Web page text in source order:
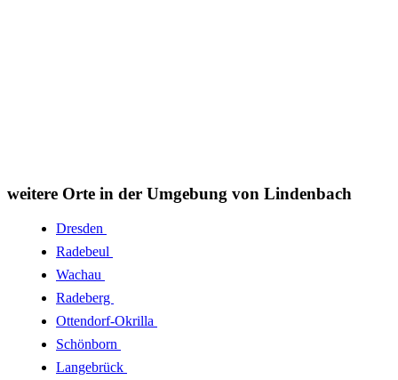
weitere Orte in der Umgebung von Lindenbach
Dresden
Radebeul
Wachau
Radeberg
Ottendorf-Okrilla
Schönborn
Langebrück